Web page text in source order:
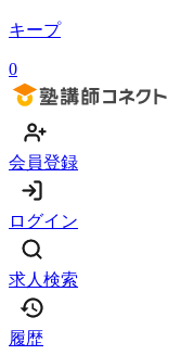
キープ
0
会員登録
ログイン
求人検索
履歴